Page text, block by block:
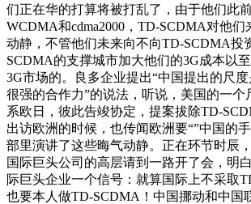
们正在华的打算将被打乱了，由于他们此
WCDMA和cdma2000，TD-SCDMA对他
动静，不管他们未来向不向TD-SCDMA投
SCDMA的支撑城市加大他们的3G成本以
3G市场的。良多企业提出“中国提出的尺
很强的合作力”的说法，听说，美国的一个
系欧日，彼此告竣协定，提案拔除TD-
出访欧洲的时候，也传闻欧洲要“”中国的
部里演讲了这些晦气动静。正在环节时辰
国际巨头公司的高层请到一路开了会，明
际巨头企业一个信号：就算国际上不采取
也要本人做TD-SCDMA！中国挪动和中国